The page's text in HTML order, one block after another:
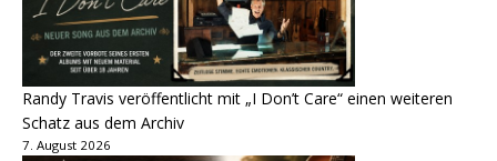
Randy Travis veröffentlicht mit „I Don’t Care“ einen weiteren
Schatz aus dem Archiv
7. August 2026